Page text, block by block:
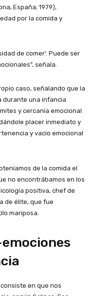
España; 1979),
por la comida y
de comer’. Puede ser
señala.
caso, señalando que la
durante una infancia
y cercanía emocional
placer inmediato y
y vacío emocional
de la comida el
no encontrábamos en los
positiva, chef de
de élite, que fue
mariposa.
en que nos